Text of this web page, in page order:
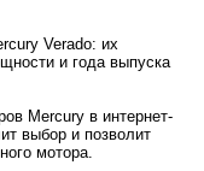
Verado: их
и года выпуска
Mercury в интернет-
выбор и позволит
мотора.